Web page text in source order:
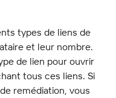
types de liens de
et leur nombre.
de lien pour ouvrir
tous ces liens. Si
remédiation, vous